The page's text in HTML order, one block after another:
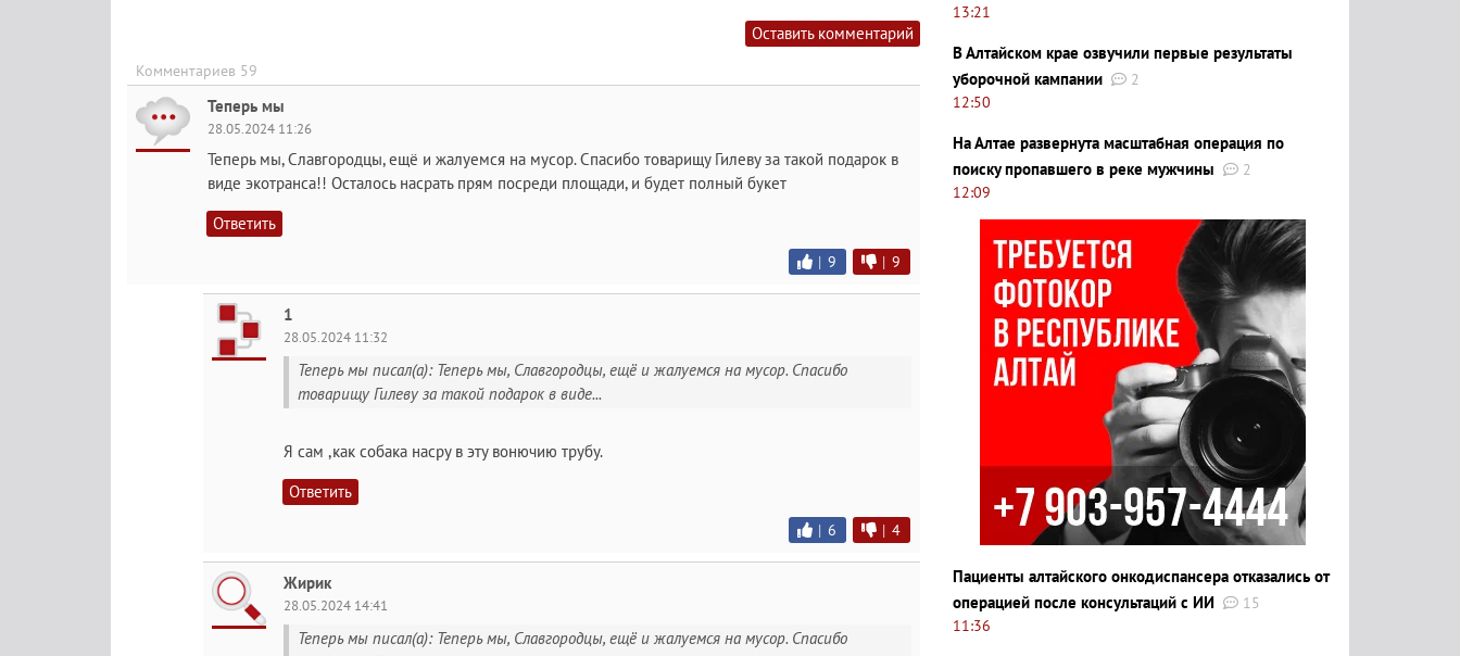
Оставить комментарий
Комментариев 59
Теперь мы
28.05.2024 11:26
Теперь мы, Славгородцы, ещё и жалуемся на мусор. Спасибо товарищу Гилеву за такой подарок в
виде экотранса!! Осталось насрать прям посреди площади, и будет полный букет
Ответить
| 9 | 9
1
28.05.2024 11:32
Теперь мы писал(а): Теперь мы, Славгородцы, ещё и жалуемся на мусор. Спасибо
товарищу Гилеву за такой подарок в виде...
Я сам ,как собака насру в эту вонючию трубу.
Ответить
| 6 | 4
Жирик
28.05.2024 14:41
Теперь мы писал(а): Теперь мы, Славгородцы, ещё и жалуемся на мусор. Спасибо
13:21
В Алтайском крае озвучили первые результаты
уборочной кампании
2
12:50
На Алтае развернута масштабная операция по
поиску пропавшего в реке мужчины
2
12:09
Пациенты алтайского онкодиспансера отказались от
операцией после консультаций с ИИ
15
11:36